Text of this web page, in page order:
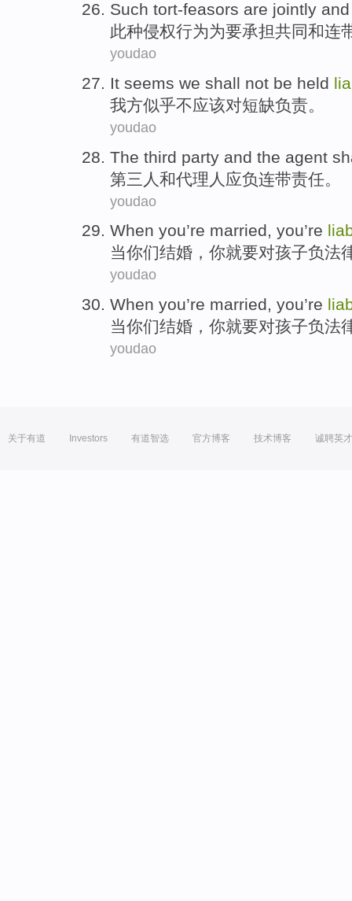
Such tort-feasors are jointly and
此种侵权行为为要承担共同和连
youdao
It seems we shall not be held
我方似乎不应该对短缺负责。
youdao
The third party and the agent
第三 人 和代理人 应负连带责任。
youdao
When you’re married, you’re
当你们结婚， 你就要对孩子负法
youdao
When you’re married, you’re
当你们结婚， 你就要对孩子负法
youdao
关于有道 Investors 有道智选 官方博客 技术博客 诚聘英才